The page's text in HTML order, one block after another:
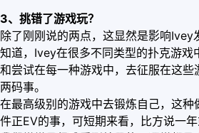
3、挑错了游戏玩？
除了刚刚说的两点，这显然是影响Ivey
知道，Ivey在很多不同类型的扑克游戏
和尝试在每一种游戏中，去征服在这些
两码事。
在最高级别的游戏中去锻炼自己，这
件正EV的事，可短期来看，比方说一年